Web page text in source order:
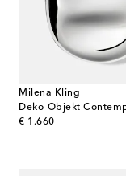
Milena Kling
€ 1.660
original price